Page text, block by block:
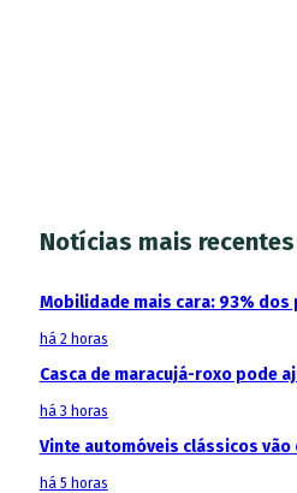
Notícias mais recentes
Mobilidade mais cara: 93%
há 2 horas
Casca de maracujá-roxo pode
há 3 horas
Vinte automóveis clássicos
há 5 horas